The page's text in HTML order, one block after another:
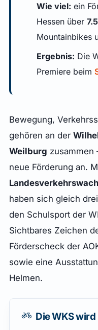
Wie viel: ein
Hessen über
Mountainbikes
Ergebnis: Die
Premiere beim
Bewegung,
gehören an der
Weilburg zusammen
neue Förderung an.
haben sich gleich
den Schulsport der
Sichtbares Zeichen
Förderscheck der
sowie eine
Helmen.
Die WKS